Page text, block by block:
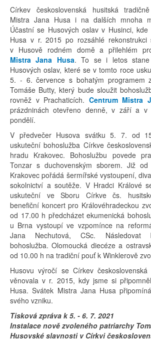
Církev československá husitská
Mistra Jana Husa i na dalších mnoha
Účastní se Husových oslav v Husinci,
Husa v r. 2015 po rozsáhlé rekonstrukci
v Husově rodném domě a přilehlém
Mistra Jana Husa. To se i letos stane
Husových oslav, které se v tomto roce
5. - 6. července s bohatým programem
Tomáše Butty, který bude sloužit
rovněž v Prachaticích. Centrum Mistra
prázdninách otevřeno denně, v září a v
pondělí.
V předvečer Husova svátku 5. 7. od
uskuteční bohoslužba Církve
hradu Krakovec. Bohoslužbu povede
Tonzar s duchovenským sborem. Již
Krakovec pořádá šermířské vystoupení,
sokolnictví a soutěže. V Hradci Králové
uskuteční ve Sboru Církve čs.
benefiční koncert pro Královéhradeckou
od 17.00 h předcházet ekumenická
u Brna vystoupí ve vzpomínce na
Jana Nechutová, CSc. Následovat
bohoslužba. Olomoucká diecéze a
od 10.00 h na tradiční pouť k Winklerově
Husovu výročí se Církev československá
věnovala v r. 2015, kdy jsme si
Husa. Svátek Mistra Jana Husa
svého vzniku.
Tisková zpráva k 5. - 6. 7. 2021
Instalace nově zvoleného patriarchy
Husovské slavnosti v Církvi